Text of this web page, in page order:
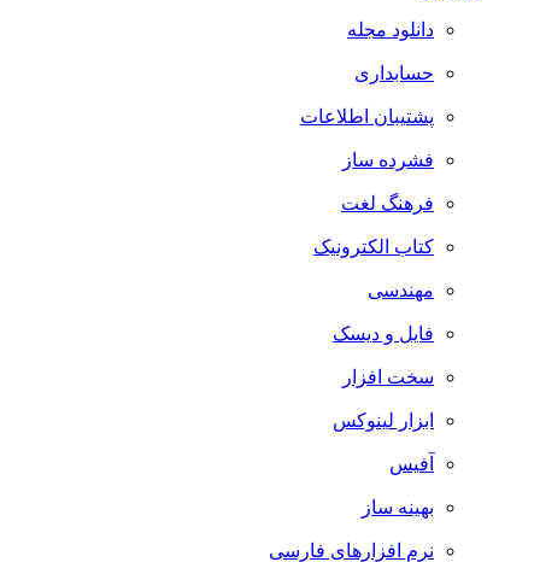
دانلود مجله
حسابداری
پشتیبان اطلاعات
فشرده ساز
فرهنگ لغت
کتاب الکترونیک
مهندسی
فایل و دیسک
سخت افزار
ابزار لینوکس
آفیس
بهینه ساز
نرم افزارهای فارسی